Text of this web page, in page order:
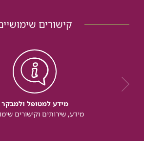
קישורים
מידע למטופל ולמבקר
מידע, שירותים וקישורים